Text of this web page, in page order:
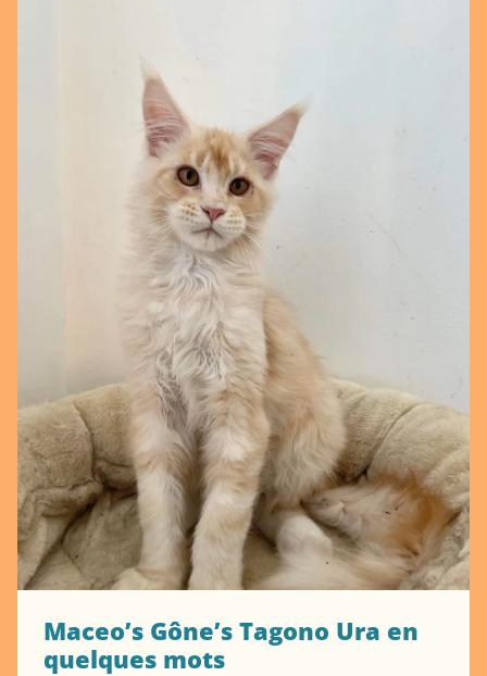
Maceo’s Gône’s Tagono Ura en
quelques mots